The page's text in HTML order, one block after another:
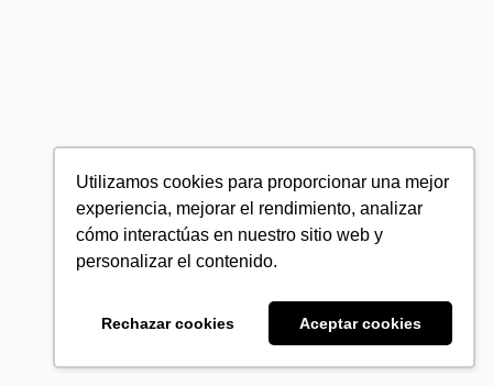
Utilizamos cookies para proporcionar una mejor
experiencia, mejorar el rendimiento, analizar
cómo interactúas en nuestro sitio web y
personalizar el contenido.
Rechazar cookies Aceptar cookies